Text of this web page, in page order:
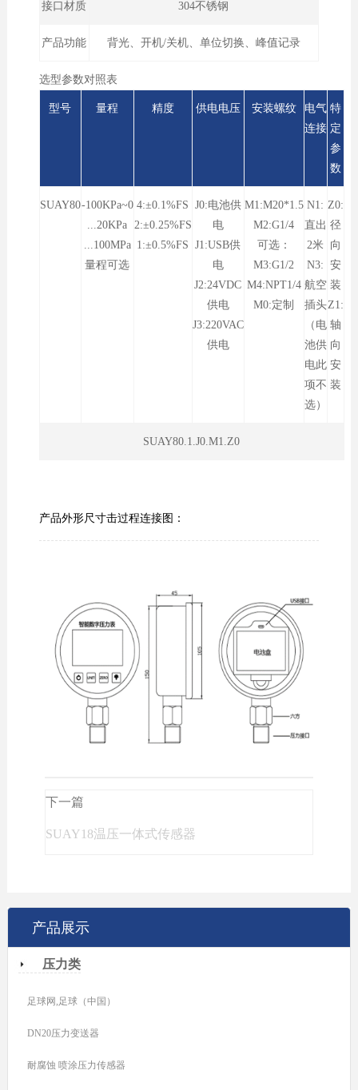
接口材质 304不锈钢
产品功能 背光、开机/关机、单位切换、峰值记录
选型参数对照表
型号 量程 精度 供电电压 安装螺纹
电气
连接
特
定
参
数
SUAY80-100KPa~0
...20KPa
...100MPa
量程可选
4:±0.1%FS
2:±0.25%FS
1:±0.5%FS
J0:电池供
电
J1:USB供
电
J2:24VDC
供电
J3:220VAC
供电
M1:M20*1.5
M2:G1/4
可选：
M3:G1/2
M4:NPT1/4
M0:定制
N1:
直出
2米
N3:
航空
插头
（电
池供
电此
项不
选）
Z0:
径
向
安
装
Z1:
轴
向
安
装
SUAY80.1.J0.M1.Z0
产品外形尺寸击过程连接图：
下一篇
SUAY18温压一体式传感器
产品展示
压力类
足球网,足球（中国）
DN20压力变送器
耐腐蚀 喷涂压力传感器